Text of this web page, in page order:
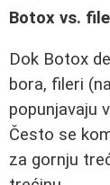
Botox vs.
Dok Botox
bora, fileri
popunjavaju
Često se
za gornju